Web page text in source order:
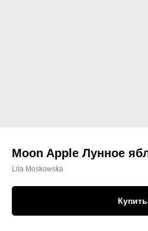
Moon Apple Лунное
Lila Moskowska
Купить